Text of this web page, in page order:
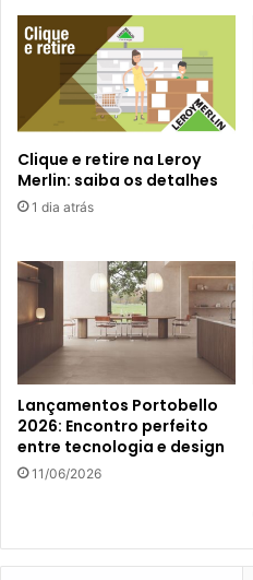
Clique e retire na Leroy
Merlin: saiba os detalhes
1 dia atrás
Lançamentos Portobello
2026: Encontro perfeito
entre tecnologia e design
11/06/2026